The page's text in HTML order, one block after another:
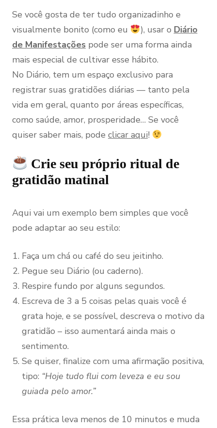
Se você gosta de ter tudo organizadinho e
visualmente bonito (como eu
), usar o Diário
de Manifestações pode ser uma forma ainda
mais especial de cultivar esse hábito.
No Diário, tem um espaço exclusivo para
registrar suas gratidões diárias — tanto pela
vida em geral, quanto por áreas específicas,
como saúde, amor, prosperidade… Se você
quiser saber mais, pode clicar aqui!
Crie seu próprio ritual de
gratidão matinal
Aqui vai um exemplo bem simples que você
pode adaptar ao seu estilo:
Faça um chá ou café do seu jeitinho.
Pegue seu Diário (ou caderno).
Respire fundo por alguns segundos.
Escreva de 3 a 5 coisas pelas quais você é
grata hoje, e se possível, descreva o motivo da
gratidão – isso aumentará ainda mais o
sentimento.
Se quiser, finalize com uma afirmação positiva,
tipo: “Hoje tudo flui com leveza e eu sou
guiada pelo amor.”
Essa prática leva menos de 10 minutos e muda